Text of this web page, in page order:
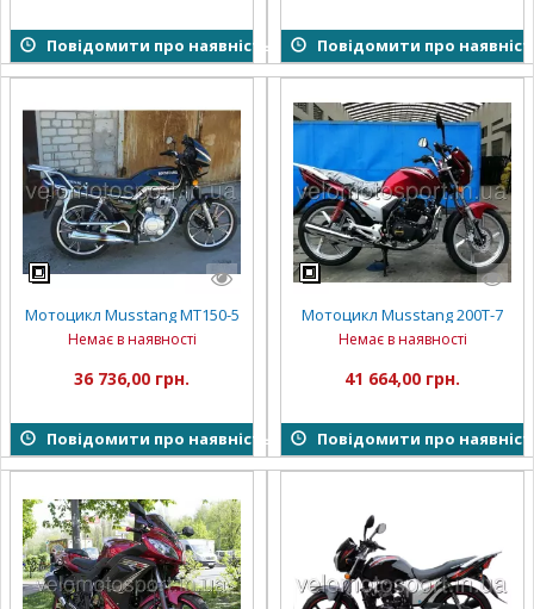
Повідомити про наявність Повідомити про
Мотоцикл Musstang MT150-5
Немає в наявності
36 736,00 грн.
Повідомити про наявність
Мотоцикл Musstang 200T-7
Немає в наявності
41 664,00 грн.
Повідомити про